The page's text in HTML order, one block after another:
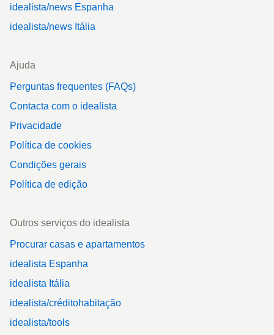
idealista/news Espanha
idealista/news Itália
Ajuda
Perguntas frequentes (FAQs)
Contacta com o idealista
Privacidade
Política de cookies
Condições gerais
Política de edição
Outros serviços do idealista
Procurar casas e apartamentos
idealista Espanha
idealista Itália
idealista/créditohabitação
idealista/tools